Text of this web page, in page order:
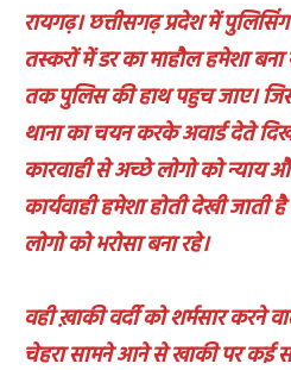
रायगढ़। छत्तीसगढ़ प्रदेश में
तस्करों में डर का माहौल हमेशा
तक पुलिस की हाथ पहुच जाए।
थाना का चयन करके अवार्ड देते
कारवाही से अच्छे लोगो को न्याय
कार्यवाही हमेशा होती देखी जाती
लोगो को भरोसा बना रहे।
वही ख़ाकी वर्दी को शर्मसार करने
चेहरा सामने आने से खाकी पर कई